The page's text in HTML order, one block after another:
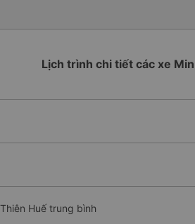
Lịch trình chi tiết các xe
Huế trung bình